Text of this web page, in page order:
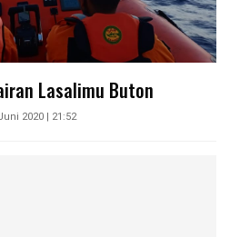
Lasalimu Buton
2020 | 21:52